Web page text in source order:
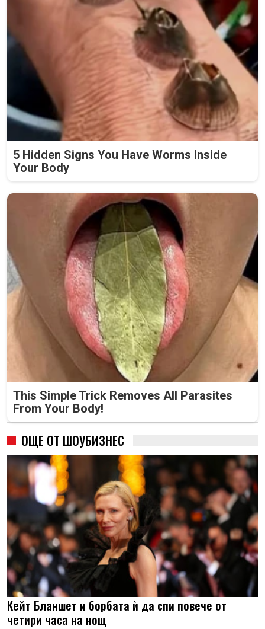
5 Hidden Signs You Have Worms Inside
Your Body
This Simple Trick Removes All Parasites
From Your Body!
ОЩЕ ОТ ШОУБИЗНЕС
Кейт Бланшет и борбата ѝ да спи повече от
четири часа на нощ